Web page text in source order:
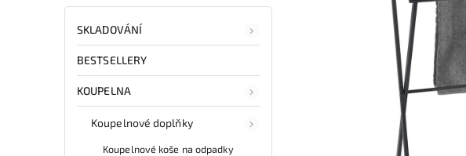
SKLADOVÁNÍ
BESTSELLERY
KOUPELNA
Koupelnové doplňky
Koupelnové koše na odpadky